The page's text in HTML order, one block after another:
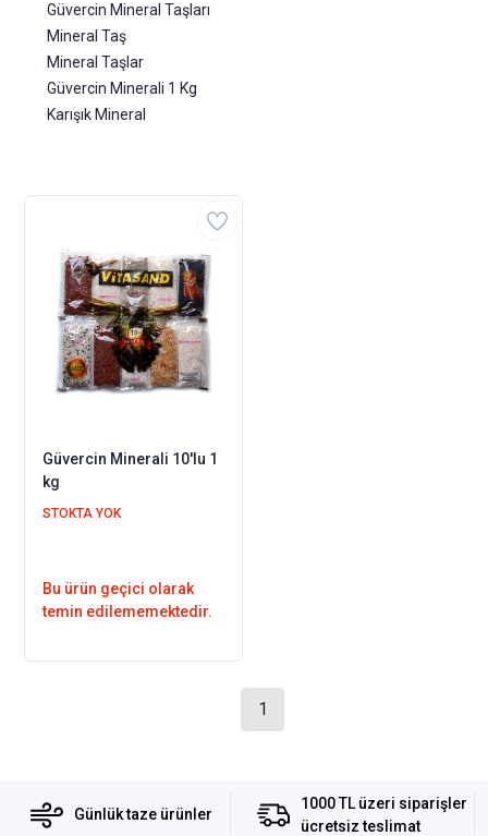
Güvercin Mineral Taşları
Mineral Taş
Mineral Taşlar
Güvercin Minerali 1 Kg
Karışık Mineral
Güvercin Minerali 10'lu 1
kg
STOKTA YOK
Bu ürün geçici olarak
temin edilememektedir.
1
Günlük taze ürünler
1000 TL üzeri siparişler
ücretsiz teslimat